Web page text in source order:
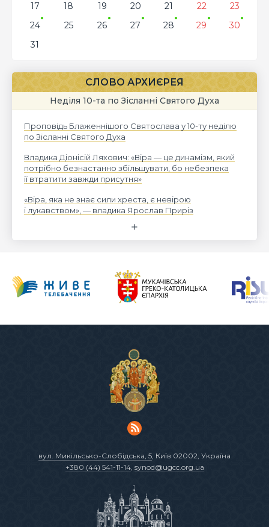
17
18 19 20 21 22
23
24
25 26 27 28 29
30
31
СЛОВО АРХИЄРЕЯ
Неділя 10-та по Зісланні Святого Духа
Проповідь Блаженнішого Святослава у 10-ту неділю
по Зісланні Святого Духа
Владика Діонісій Ляхович: «Віра — це динамізм, який
потрібно безнастанно збільшувати, бо небезпека
її втратити завжди присутня»
«Віра, яка не знає сили хреста, є невірою
і лукавством», — владика Ярослав Приріз
вул. Микільсько-Слобідська, 5, Київ 02002, Україна
+380 (44) 541-11-14, synod@ugcc.org.ua